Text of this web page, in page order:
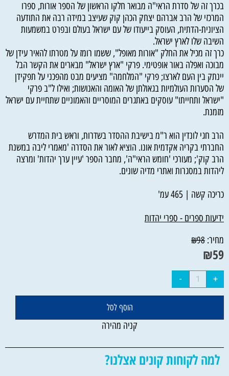
בכרך זה של סדרת הראי"ה מבואר חלקו הראשון של הספר אורות, ספרו
המרכזי של הרב אברהם יצחק הכהן קוק שעיצב במידה רבה את התודעה
הציונית-הדתית, העוסק בייעודו של עם ישראל בעולם ובפרט במשמעות
השיבה שלו לארץ ישראל.
כרך זה מכיל את החלק "אורות מאופל", ששמו רומז על מטרתו להאיר עידן של
מבוכה ואפלה באור אופטימי. פרקי "ארץ ישראל" מבארים את הקשר הבל
יינתק בין העם לארצו; פרקי "המלחמה" מציעים מבט מהפכני על תפקידן
של הסערות העולמיות בגאולתן של האומה והאנושות; ואילו ל"ב פרקי
"ישראל ותחייתו" עוסקים באתגרים המוסריים והאמוניים שתחיית עם ישראל
מזמנת.
הרב חגי לונדין הוא ר"מ בישיבת ההסדר בשדרות, וראש בית המדרש
החברתי בקריה אקדמית אונו. הוציא לאור את הסדרה 'מאמרי ליבה במשנת
הרב קוק'; מעורכי 'חומש הראי"ה', מחבר הספר 'עיין ערך יהדות' ומרצה
ליהדות במסגרות ואתרי מדיה שונים.
כריכה קשה | 465 עמ'
ידיעות ספרים - ספרי יהדות
מחיר:
₪98
₪59
הוסף לסל
קניה מהירה
למה לקוחות קונים אצלנו?